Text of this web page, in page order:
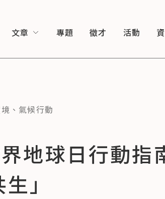
文章 專題 徵才 活動
、 氣候行動
地球日行動指
」